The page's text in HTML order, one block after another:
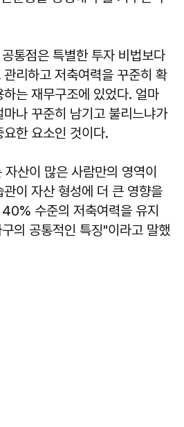
통점은 특별한 투자 비법보다
리하고 저축여력을 꾸준히 확
는 재무구조에 있었다. 얼마
나 꾸준히 남기고 불리느냐가
한 요소인 것이다.
산이 많은 사람만의 영역이
이 자산 형성에 더 큰 영향을
수준의 저축여력을 유지
의 공통적인 특징"이라고 말했